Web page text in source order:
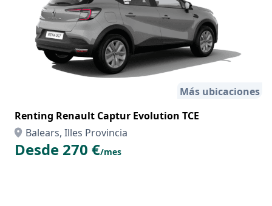
Más ubicaciones
Renting Renault Captur Evolution TCE
Balears, Illes Provincia
Desde 270 €/mes